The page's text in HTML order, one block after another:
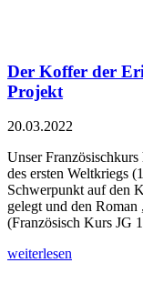
Der Koffer der
Projekt
20.03.2022
Unser
des ersten Weltkriegs
Schwerpunkt auf den
gelegt und den
(Französisch Kurs JG
weiterlesen